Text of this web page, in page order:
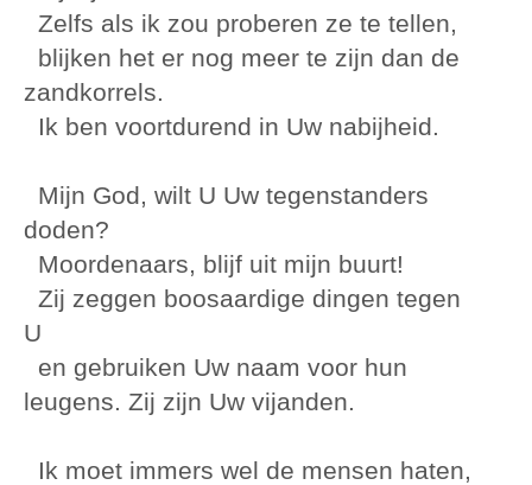
Zelfs als ik zou proberen ze te tellen,
blijken het er nog meer te zijn dan de
zandkorrels.
Ik ben voortdurend in Uw nabijheid.
Mijn God, wilt U Uw tegenstanders
doden?
Moordenaars, blijf uit mijn buurt!
Zij zeggen boosaardige dingen tegen
U
en gebruiken Uw naam voor hun
leugens. Zij zijn Uw vijanden.
Ik moet immers wel de mensen haten,